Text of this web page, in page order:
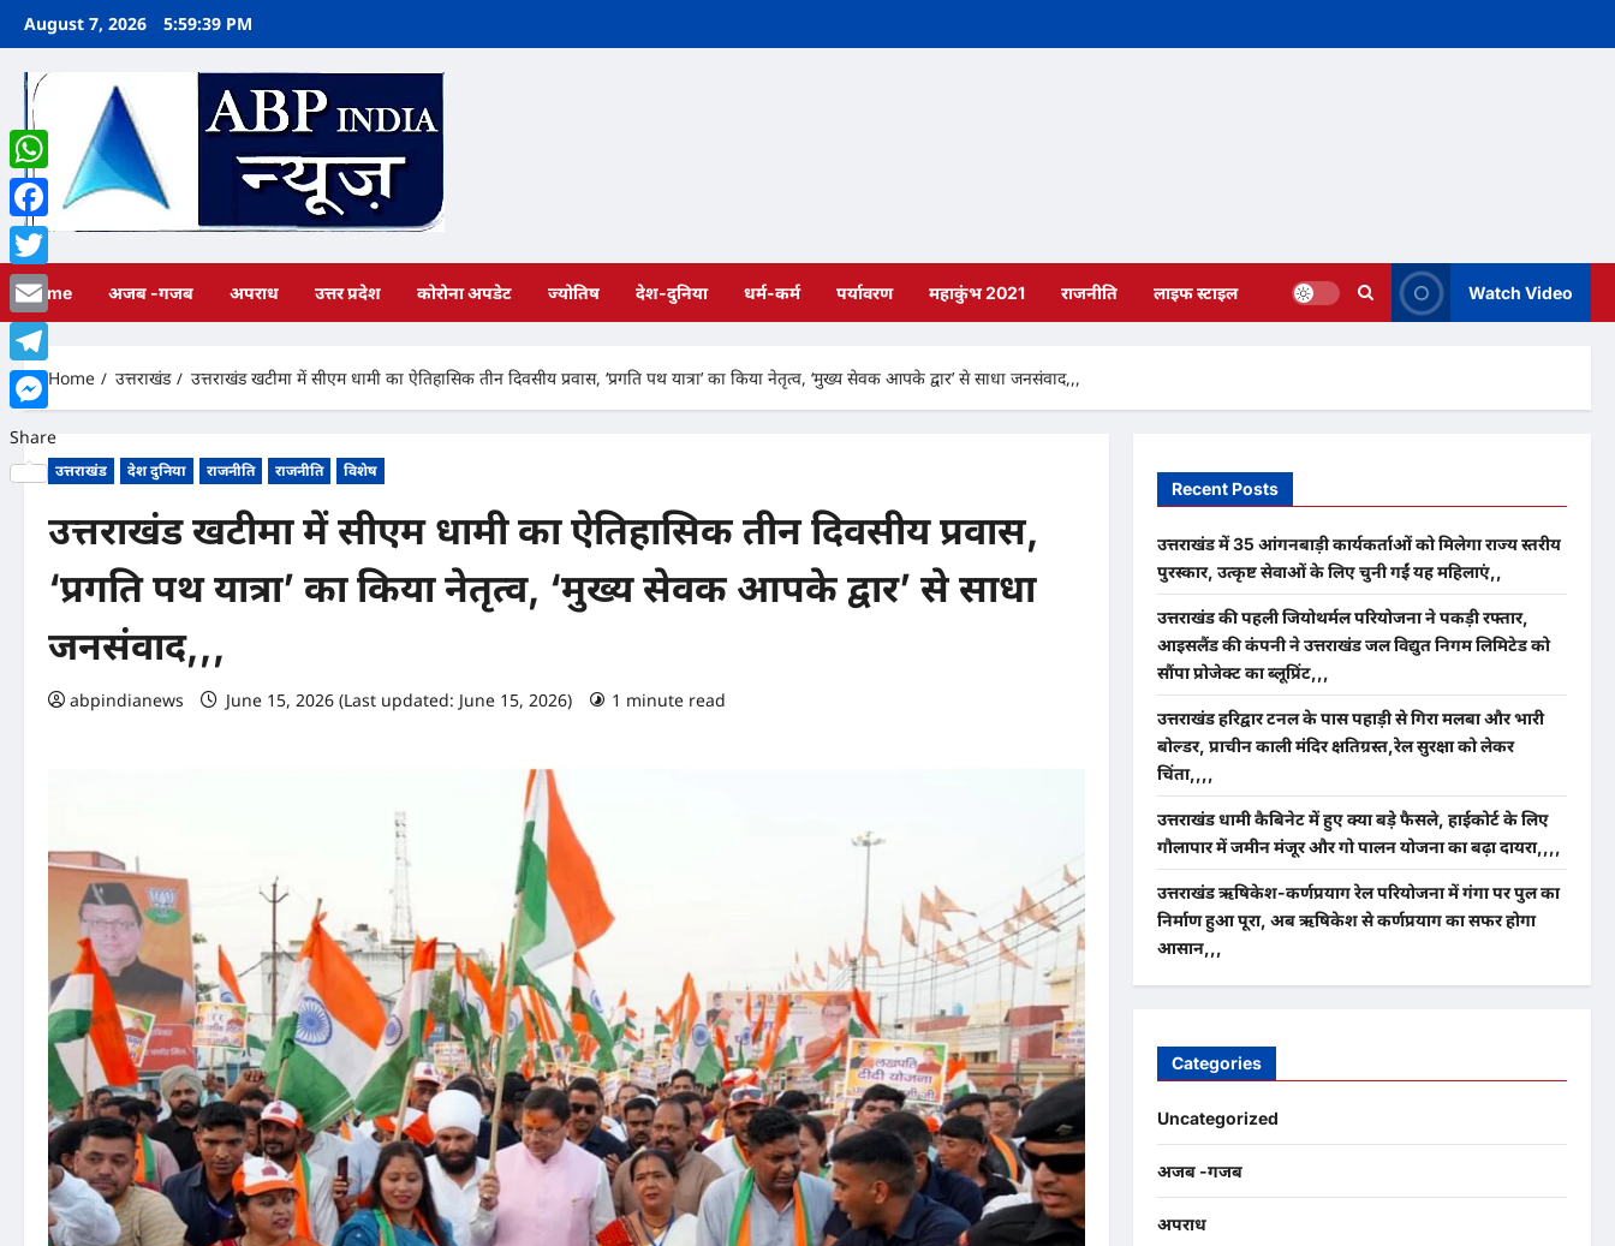
Skip
content
August 7, 2026 5:59:41 PM
Home अजब -गजब अपराध उत्तर प्रदेश कोरोना अपडेट ज्योतिष देश-दुनिया धर्म-कर्म पर्यावरण महाकुंभ 2021 राजनीति लाइफ स्टाइल Watch Video
Home उत्तराखंड उत्तराखंड खटीमा में सीएम धामी का ऐतिहासिक तीन दिवसीय प्रवास, ‘प्रगति पथ यात्रा’ का किया नेतृत्व, ‘मुख्य सेवक आपके द्वार’ से साधा जनसंवाद,,,
उत्तराखंड देश दुनिया राजनीति राजनीति विशेष
उत्तराखंड खटीमा में सीएम धामी का ऐतिहासिक तीन दिवसीय प्रवास,
‘प्रगति पथ यात्रा’ का किया नेतृत्व, ‘मुख्य सेवक आपके द्वार’ से साधा
जनसंवाद,,,
abpindianews June 15, 2026 (Last updated: June 15, 2026) 1 minute read
Recent Posts
उत्तराखंड में 35 आंगनबाड़ी कार्यकर्ताओं को मिलेगा राज्य स्तरीय
पुरस्कार, उत्कृष्ट सेवाओं के लिए चुनी गईं यह महिलाएं,,
उत्तराखंड की पहली जियोथर्मल परियोजना ने पकड़ी रफ्तार,
आइसलैंड की कंपनी ने उत्तराखंड जल विद्युत निगम लिमिटेड को
सौंपा प्रोजेक्ट का ब्लूप्रिंट,,,
उत्तराखंड हरिद्वार टनल के पास पहाड़ी से गिरा मलबा और भारी
बोल्डर, प्राचीन काली मंदिर क्षतिग्रस्त,रेल सुरक्षा को लेकर
चिंता,,,,
उत्तराखंड धामी कैबिनेट में हुए क्या बड़े फैसले, हाईकोर्ट के लिए
गौलापार में जमीन मंजूर और गो पालन योजना का बढ़ा दायरा,,,,
उत्तराखंड ऋषिकेश-कर्णप्रयाग रेल परियोजना में गंगा पर पुल का
निर्माण हुआ पूरा, अब ऋषिकेश से कर्णप्रयाग का सफर होगा
आसान,,,
Categories
Uncategorized
अजब -गजब
अपराध
WhatsApp
Facebook
Twitter
Email
Telegram
Messenger
Share